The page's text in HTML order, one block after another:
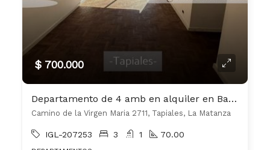
$ 700.000
Departamento de 4 amb en alquiler en Barrio Autopista, Tapiales
Camino de la Virgen Maria 2711, Tapiales, La Matanza
IGL-207253 3 1 70.00